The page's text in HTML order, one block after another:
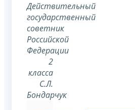
Действительный
государственный
советник
Российской
Федерации
2
класса
С.Л.
Бондарчук